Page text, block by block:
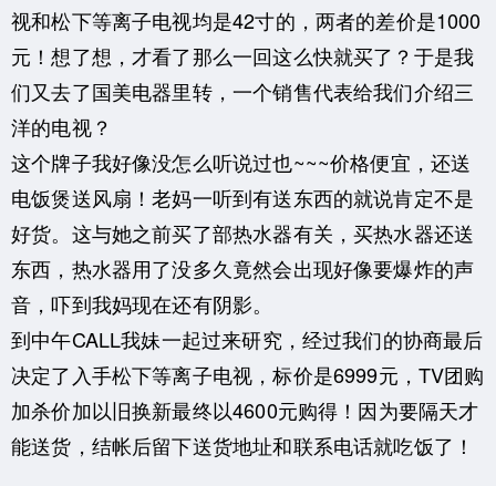
视和松下等离子电视均是42寸的，两者的差价是1000
元！想了想，才看了那么一回这么快就买了？于是我
们又去了国美电器里转，一个销售代表给我们介绍三
洋的电视？
这个牌子我好像没怎么听说过也~~~价格便宜，还送
电饭煲送风扇！老妈一听到有送东西的就说肯定不是
好货。这与她之前买了部热水器有关，买热水器还送
东西，热水器用了没多久竟然会出现好像要爆炸的声
音，吓到我妈现在还有阴影。
到中午CALL我妹一起过来研究，经过我们的协商最后
决定了入手松下等离子电视，标价是6999元，TV团购
加杀价加以旧换新最终以4600元购得！因为要隔天才
能送货，结帐后留下送货地址和联系电话就吃饭了！